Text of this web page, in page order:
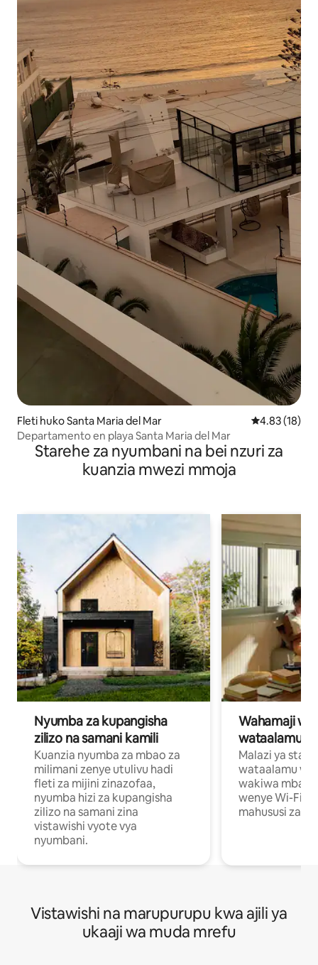
Fleti huko Santa Maria del Mar Ukadiriaji wa
4.83 (18)
Departamento en playa Santa Maria del Mar
Starehe za nyumbani na bei nzuri za
kuanzia mwezi mmoja
Nyumba za kupangisha
zilizo na samani kamili
Kuanzia nyumba za mbao za
milimani zenye utulivu hadi
fleti za mijini zinazofaa,
nyumba hizi za kupangisha
zilizo na samani zina
vistawishi vyote vya
nyumbani.
Wahamaji
wataalamu
Malazi ya
wataalamu
wakiwa mbali
wenye Wi-Fi
mahususi za
Vistawishi na marupurupu kwa ajili ya
ukaaji wa muda mrefu